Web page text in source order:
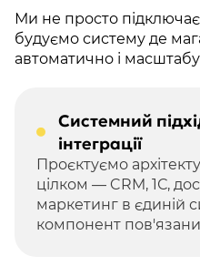
Ми не просто
будуємо систему де
автоматично і
Системний
інтеграції
Проєктуємо
цілком — CRM, 1С,
маркетинг в єдиній
компонент